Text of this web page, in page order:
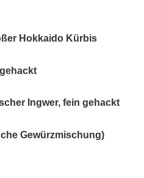
Hokkaido Kürbis
Ingwer, fein gehackt
Gewürzmischung)